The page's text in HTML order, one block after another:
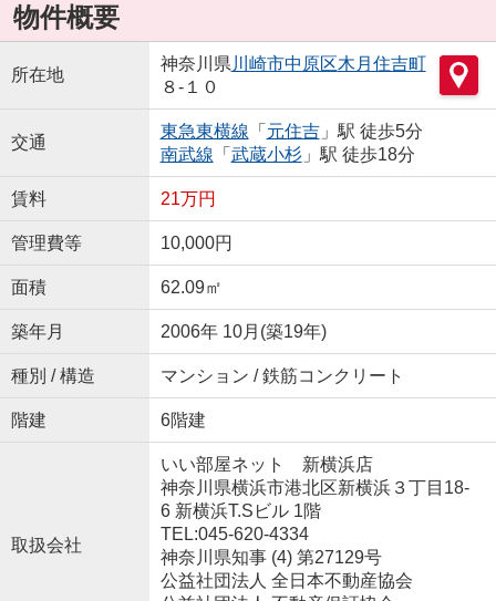
物件概要
所在地
神奈川県 川崎市中原区木月住吉町
８-１０
交通
東急東横線 「 元住吉」駅 徒歩5分
南武線 「 武蔵小杉」駅 徒歩18分
賃料 21万円
管理費等 10,000円
面積 62.09㎡
築年月 2006年 10月(築19年)
種別 / 構造 マンション / 鉄筋コンクリート
階建 6階建
取扱会社
いい部屋ネット 新横浜店
神奈川県横浜市港北区新横浜３丁目18-
6 新横浜T.Sビル 1階
TEL:045-620-4334
神奈川県知事 (4) 第27129号
公益社団法人 全日本不動産協会